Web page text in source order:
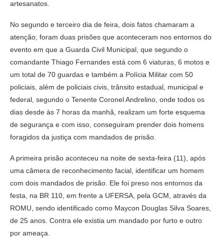
artesanatos.
No segundo e terceiro dia de feira, dois fatos chamaram a
atenção, foram duas prisões que aconteceram nos entornos do
evento em que a Guarda Civil Municipal, que segundo o
comandante Thiago Fernandes está com 6 viaturas, 6 motos e
um total de 70 guardas e também a Polícia Militar com 50
policiais, além de policiais civis, trânsito estadual, municipal e
federal, segundo o Tenente Coronel Andrelino, onde todos os
dias desde às 7 horas da manhã, realizam um forte esquema
de segurança e com isso, conseguiram prender dois homens
foragidos da justiça com mandados de prisão.
A primeira prisão aconteceu na noite de sexta-feira (11), após
uma câmera de reconhecimento facial, identificar um homem
com dois mandados de prisão. Ele foi preso nos entornos da
festa, na BR 110, em frente a UFERSA, pela GCM, através da
ROMU, sendo identificado como Maycon Douglas Silva Soares,
de 25 anos. Contra ele existia um mandado por furto e outro
por ameaça.